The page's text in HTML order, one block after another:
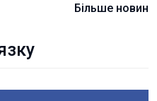
Більше новин